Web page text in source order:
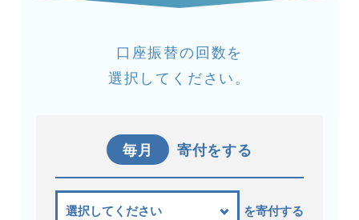
口座振替の回数を
選択してください。
毎月 寄付をする
を寄付する